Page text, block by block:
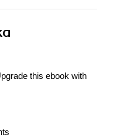
this ebook with